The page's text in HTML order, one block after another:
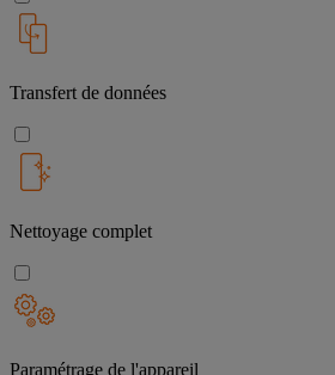
Transfert de données
Nettoyage complet
Paramétrage de l'appareil